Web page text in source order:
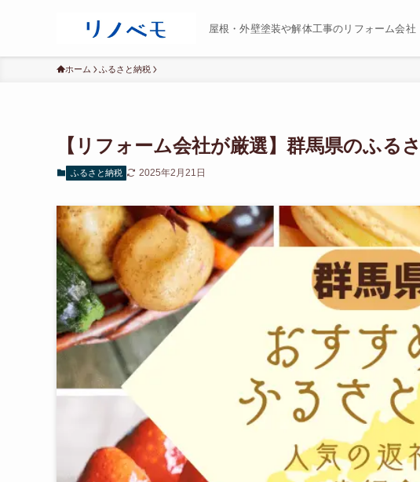
屋根・外壁塗装や解体工事のリフォーム会社
ホーム ふるさと納税
【リフォーム会社が厳選】群馬県のふる
ふるさと納税 2025年2月21日